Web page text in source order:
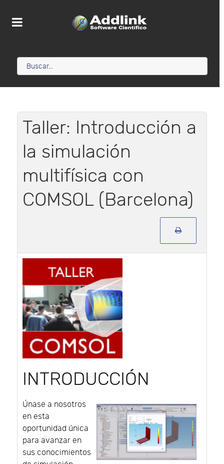
Taller: Introducción a
la simulación
multifísica con
COMSOL (Barcelona)
INTRODUCCIÓN
Únase a nosotros
en esta
oportunidad única
para avanzar en
sus conocimientos